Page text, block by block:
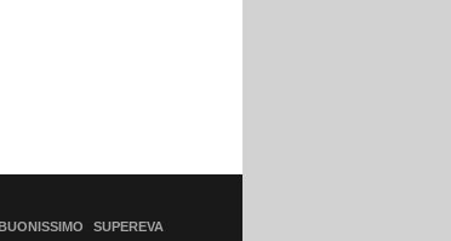
SUPEREVA